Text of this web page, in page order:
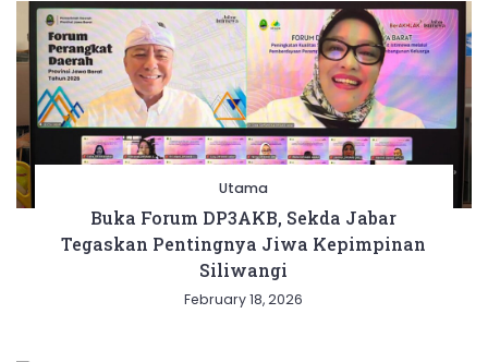
Utama
Buka Forum DP3AKB, Sekda Jabar
Tegaskan Pentingnya Jiwa Kepimpinan
Siliwangi
February 18, 2026